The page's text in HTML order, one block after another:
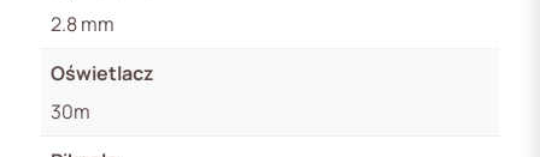
2.8 mm
Oświetlacz
30m